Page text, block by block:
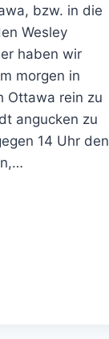
bzw. in die
Wesley
haben wir
morgen in
Ottawa rein zu
angucken zu
14 Uhr den